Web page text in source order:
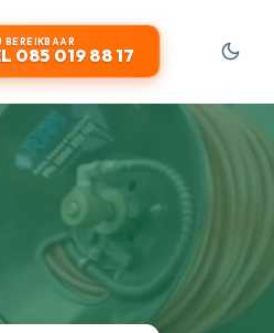
BEREIKBAAR
085 019 88 17